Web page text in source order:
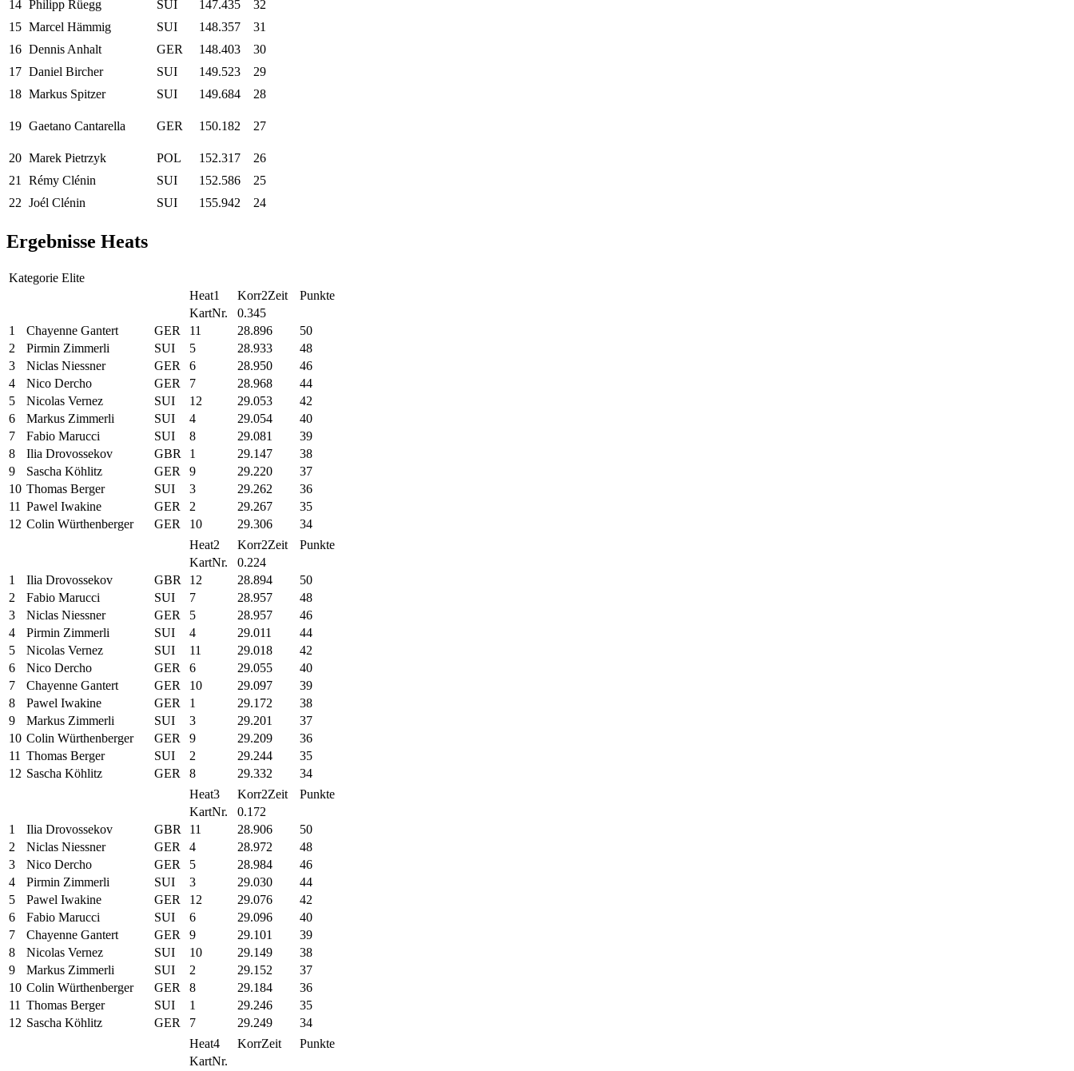
14 Philipp Rüegg SUI 147.435
32
15 Marcel Hämmig SUI 148.357
31
16 Dennis Anhalt GER 148.403
30
17 Daniel Bircher SUI 149.523
29
18 Markus Spitzer SUI 149.684 28
19 Gaetano Cantarella GER 150.182 27
20 Marek Pietrzyk POL 152.317
26
21 Rémy Clénin SUI 152.586
25
22 Joél Clénin SUI 155.942 24
Ergebnisse Heats
Kategorie Elite
Heat1
Korr2Zeit
Punkte
KartNr.
0.345
1
Chayenne Gantert GER 11 28.896
50
2
Pirmin Zimmerli SUI 5 28.933
48
3
Niclas Niessner GER 6 28.950
46
4
Nico Dercho GER 7 28.968
44
5
Nicolas Vernez SUI 12 29.053
42
6
Markus Zimmerli SUI 4 29.054
40
7
Fabio Marucci SUI 8 29.081
39
8
Ilia Drovossekov GBR 1 29.147
38
9
Sascha Köhlitz GER 9 29.220
37
10 Thomas Berger SUI 3 29.262
36
11 Pawel Iwakine GER 2 29.267
35
12 Colin Würthenberger GER 10 29.306
34
Heat2
Korr2Zeit
Punkte
KartNr.
0.224
1
Ilia Drovossekov GBR 12 28.894
50
2
Fabio Marucci SUI 7 28.957
48
3
Niclas Niessner GER 5 28.957
46
4
Pirmin Zimmerli SUI 4 29.011
44
5
Nicolas Vernez SUI 11 29.018
42
6
Nico Dercho GER 6 29.055
40
7
Chayenne Gantert GER 10 29.097
39
8
Pawel Iwakine GER 1 29.172
38
9
Markus Zimmerli SUI 3 29.201
37
10 Colin Würthenberger GER 9 29.209
36
11 Thomas Berger SUI 2 29.244
35
12 Sascha Köhlitz GER 8 29.332
34
Heat3
Korr2Zeit
Punkte
KartNr.
0.172
1
Ilia Drovossekov GBR 11 28.906
50
2
Niclas Niessner GER 4 28.972
48
3
Nico Dercho GER 5 28.984
46
4
Pirmin Zimmerli SUI 3 29.030
44
5
Pawel Iwakine GER 12 29.076
42
6
Fabio Marucci SUI 6 29.096
40
7
Chayenne Gantert GER 9 29.101
39
8
Nicolas Vernez SUI 10 29.149
38
9
Markus Zimmerli SUI 2 29.152
37
10 Colin Würthenberger GER 8 29.184
36
11 Thomas Berger SUI 1 29.246
35
12 Sascha Köhlitz GER 7 29.249
34
Heat4
KorrZeit
Punkte
KartNr.